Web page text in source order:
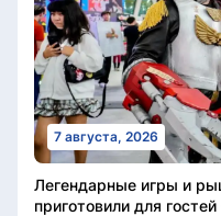
7 августа, 2026
Легендарные игры и
приготовили для